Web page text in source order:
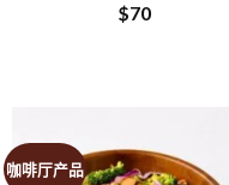
$70
咖啡厅产品